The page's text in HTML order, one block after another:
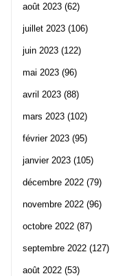
août 2023 (62)
juillet 2023 (106)
juin 2023 (122)
mai 2023 (96)
avril 2023 (88)
mars 2023 (102)
février 2023 (95)
janvier 2023 (105)
décembre 2022 (79)
novembre 2022 (96)
octobre 2022 (87)
septembre 2022 (127)
août 2022 (53)